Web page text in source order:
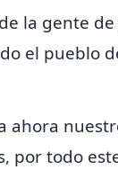
la gente
el pueblo
ahora
por todo